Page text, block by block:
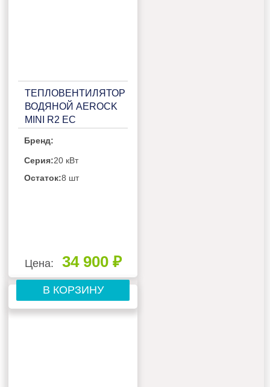
ТЕПЛОВЕНТИЛЯТОР
ВОДЯНОЙ AEROCK
MINI R2 EC
Бренд:
Серия:20 кВт
Остаток:8 шт
Цена: 34 900 ₽
В КОРЗИНУ